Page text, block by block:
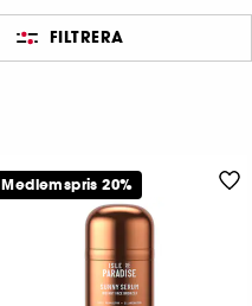
FILTRERA
Medlemspris 20%